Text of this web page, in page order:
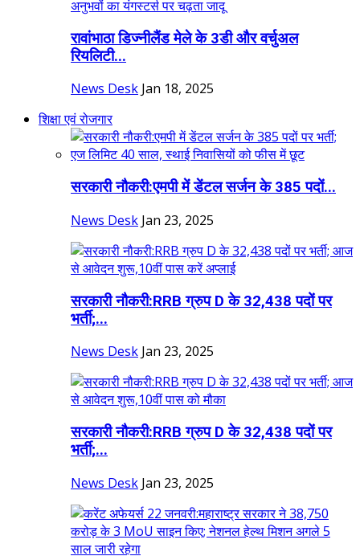
रावांभाठा डिज्नीलैंड मेले के 3डी और वर्चुअल
रियलिटी...
News Desk Jan 18, 2025
शिक्षा एवं रोजगार
सरकारी नौकरी:एमपी में डेंटल सर्जन के 385 पदों...
News Desk Jan 23, 2025
सरकारी नौकरी:RRB ग्रुप D के 32,438 पदों पर
भर्ती;...
News Desk Jan 23, 2025
सरकारी नौकरी:RRB ग्रुप D के 32,438 पदों पर
भर्ती;...
News Desk Jan 23, 2025